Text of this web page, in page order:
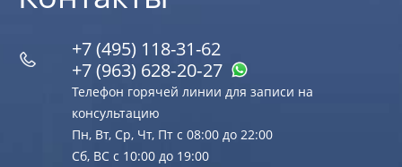
+7 (495) 118-31-62
+7 (963) 628‑20‑27
Телефон горячей линии для записи на
консультацию
Пн, Вт, Ср, Чт, Пт с 08:00 до 22:00
Сб, ВС с 10:00 до 19:00